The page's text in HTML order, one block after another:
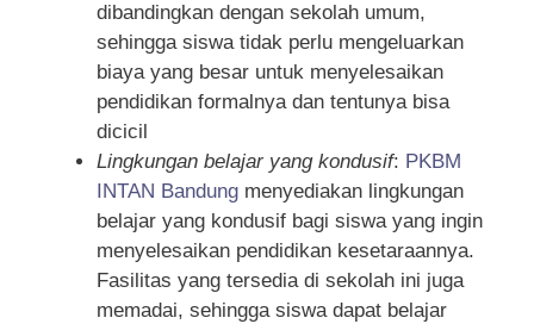
dibandingkan dengan sekolah umum,
sehingga siswa tidak perlu mengeluarkan
biaya yang besar untuk menyelesaikan
pendidikan formalnya dan tentunya bisa
dicicil
Lingkungan belajar yang kondusif: PKBM
INTAN Bandung menyediakan lingkungan
belajar yang kondusif bagi siswa yang ingin
menyelesaikan pendidikan kesetaraannya.
Fasilitas yang tersedia di sekolah ini juga
memadai, sehingga siswa dapat belajar